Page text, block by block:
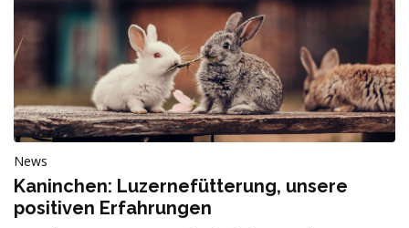
News
Kaninchen: Luzernefütterung, unsere
positiven Erfahrungen